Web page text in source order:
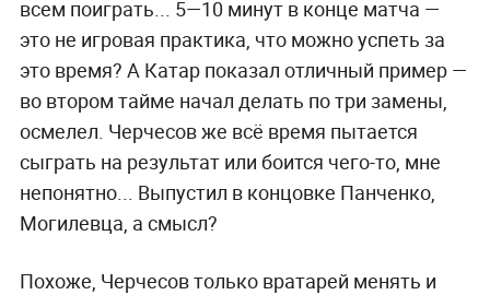
всем поиграть... 5—10 минут в конце матча —
это не игровая практика, что можно успеть за
это время? А Катар показал отличный пример —
во втором тайме начал делать по три замены,
осмелел. Черчесов же всё время пытается
сыграть на результат или боится чего-то, мне
непонятно... Выпустил в концовке Панченко,
Могилевца, а смысл?
Похоже, Черчесов только вратарей менять и